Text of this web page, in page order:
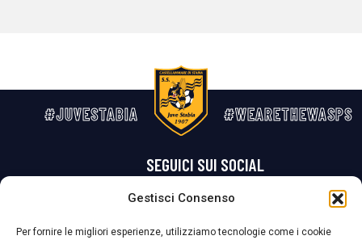
Gestisci Consenso
Per fornire le migliori esperienze, utilizziamo tecnologie come i cookie
#JUVESTABIA #WEARETHEWASPS
SEGUICI SUI SOCIAL